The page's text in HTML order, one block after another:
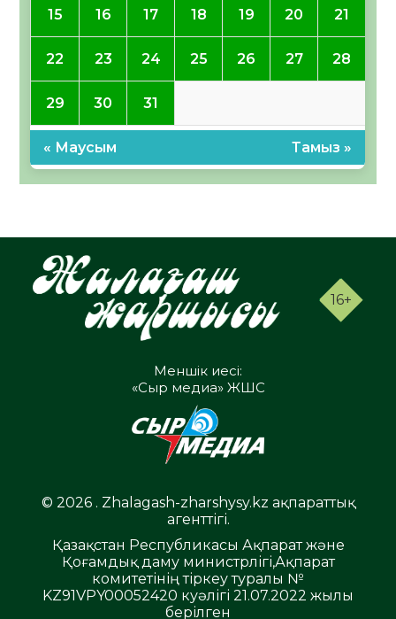
15 16 17 18 19 20 21
22 23 24 25 26 27 28
29 30 31
« Маусым Тамыз »
16+
Меншік иесі:
«Сыр медиа» ЖШС
© 2026 . Zhalagash-zharshysy.kz ақпараттық
агенттігі.
Қазақстан Республикасы Ақпарат және
Қоғамдық даму министрлігі,Ақпарат
комитетінің тіркеу туралы №
KZ91VPY00052420 куәлігі 21.07.2022 жылы
берілген